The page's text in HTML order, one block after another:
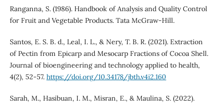
Ranganna, S. (1986). Handbook of Analysis and Quality Control
for Fruit and Vegetable Products. Tata McGraw-Hill.
Santos, E. S. B. d., Leal, I. L., & Nery, T. B. R. (2021). Extraction
of Pectin from Epicarp and Mesocarp Fractions of Cocoa Shell.
Journal of bioengineering and technology applied to health,
4(2), 52-57. https://doi.org/10.34178/jbth.v4i2.160
Sarah, M., Hasibuan, I. M., Misran, E., & Maulina, S. (2022).